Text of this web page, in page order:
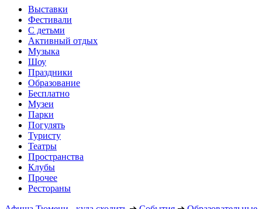
Выставки
Фестивали
С детьми
Активный отдых
Музыка
Шоу
Праздники
Образование
Бесплатно
Музеи
Парки
Погулять
Туристу
Театры
Пространства
Клубы
Прочее
Рестораны